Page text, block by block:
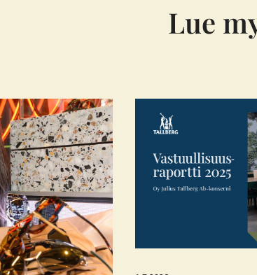
Lue